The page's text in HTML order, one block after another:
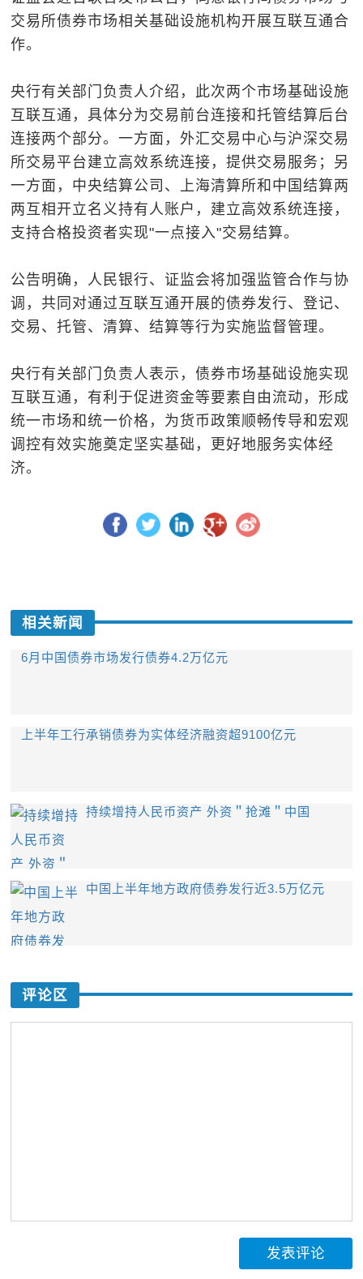
交易所债券市场相关基础设施机构开展互联互通合
作。
央行有关部门负责人介绍，此次两个市场基础设施
互联互通，具体分为交易前台连接和托管结算后台
连接两个部分。一方面，外汇交易中心与沪深交易
所交易平台建立高效系统连接，提供交易服务；另
一方面，中央结算公司、上海清算所和中国结算两
两互相开立名义持有人账户，建立高效系统连接，
支持合格投资者实现"一点接入"交易结算。
公告明确，人民银行、证监会将加强监管合作与协
调，共同对通过互联互通开展的债券发行、登记、
交易、托管、清算、结算等行为实施监督管理。
央行有关部门负责人表示，债券市场基础设施实现
互联互通，有利于促进资金等要素自由流动，形成
统一市场和统一价格，为货币政策顺畅传导和宏观
调控有效实施奠定坚实基础，更好地服务实体经
济。
相关新闻
6月中国债券市场发行债券4.2万亿元
上半年工行承销债券为实体经济融资超9100亿元
持续增持人民币资产 外资＂抢滩＂中国
中国上半年地方政府债券发行近3.5万亿元
评论区
发表评论